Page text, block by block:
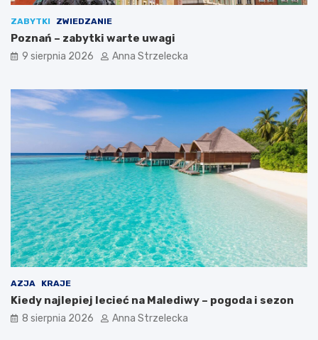
j
i
ZABYTKI ZWIEDZANIE
Poznań – zabytki warte uwagi
9 sierpnia 2026 Anna Strzelecka
AZJA KRAJE
Kiedy najlepiej lecieć na Malediwy – pogoda i sezon
8 sierpnia 2026 Anna Strzelecka